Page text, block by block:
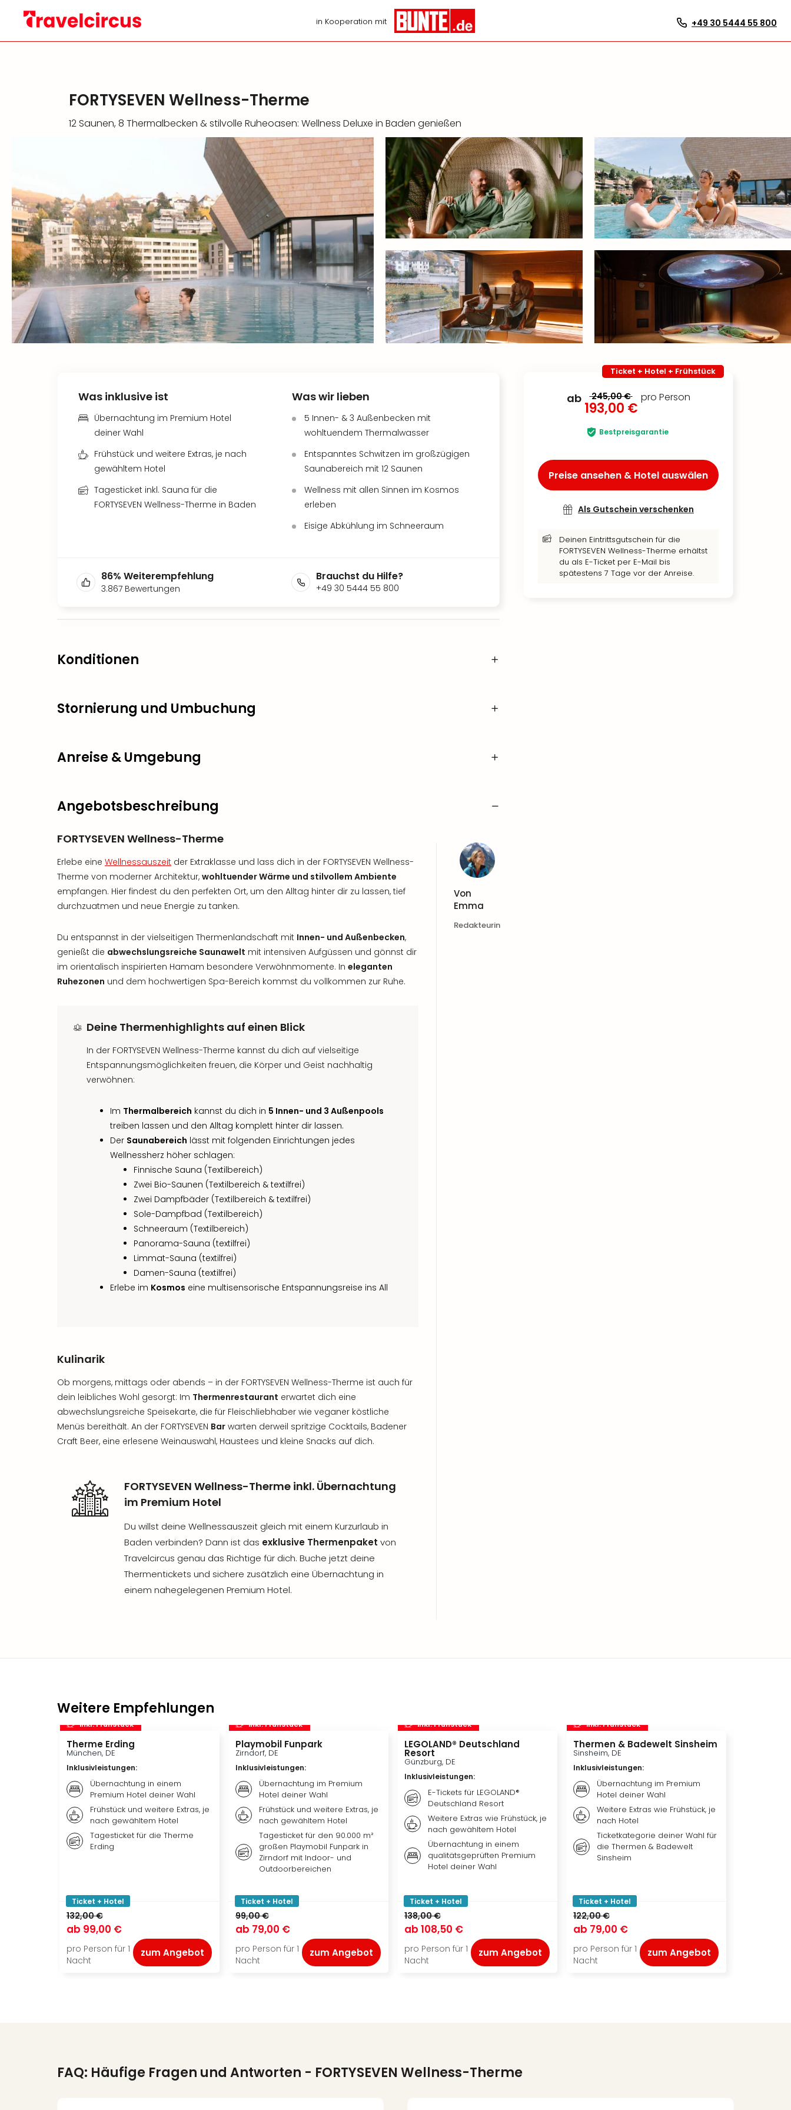
in Kooperation mit +49 30 5444 55 800
FORTYSEVEN Wellness-Therme
12 Saunen, 8 Thermalbecken & stilvolle Ruheoasen: Wellness Deluxe in Baden genießen
Ticket + Hotel + Frühstück
ab 245,00 €
193,00 €
pro Person
Bestpreisgarantie
Preise ansehen & Hotel auswälen
Als Gutschein verschenken
Deinen Eintrittsgutschein für die
FORTYSEVEN Wellness-Therme erhältst
du als E-Ticket per E-Mail bis
spätestens 7 Tage vor der Anreise.
Was inklusive ist
Übernachtung im Premium Hotel
deiner Wahl
Frühstück und weitere Extras, je nach
gewähltem Hotel
Tagesticket inkl. Sauna für die
FORTYSEVEN Wellness-Therme in Baden
Was wir lieben
5 Innen- & 3 Außenbecken mit
wohltuendem Thermalwasser
Entspanntes Schwitzen im großzügigen
Saunabereich mit 12 Saunen
Wellness mit allen Sinnen im Kosmos
erleben
Eisige Abkühlung im Schneeraum
86% Weiterempfehlung
3.867 Bewertungen
Brauchst du Hilfe?
+49 30 5444 55 800
Konditionen
Stornierung und Umbuchung
Anreise & Umgebung
Angebotsbeschreibung
FORTYSEVEN Wellness-Therme
Erlebe eine Wellnessauszeit der Extraklasse und lass dich in der FORTYSEVEN Wellness-
Therme von moderner Architektur, wohltuender Wärme und stilvollem Ambiente
empfangen. Hier findest du den perfekten Ort, um den Alltag hinter dir zu lassen, tief
durchzuatmen und neue Energie zu tanken.
Du entspannst in der vielseitigen Thermenlandschaft mit Innen- und Außenbecken,
genießt die abwechslungsreiche Saunawelt mit intensiven Aufgüssen und gönnst dir
im orientalisch inspirierten Hamam besondere Verwöhnmomente. In eleganten
Ruhezonen und dem hochwertigen Spa-Bereich kommst du vollkommen zur Ruhe.
Deine Thermenhighlights auf einen Blick
In der FORTYSEVEN Wellness-Therme kannst du dich auf vielseitige
Entspannungsmöglichkeiten freuen, die Körper und Geist nachhaltig
verwöhnen:
Im Thermalbereich kannst du dich in 5 Innen- und 3 Außenpools
treiben lassen und den Alltag komplett hinter dir lassen.
Der Saunabereich lässt mit folgenden Einrichtungen jedes
Wellnessherz höher schlagen:
Finnische Sauna (Textilbereich)
Zwei Bio-Saunen (Textilbereich & textilfrei)
Zwei Dampfbäder (Textilbereich & textilfrei)
Sole-Dampfbad (Textilbereich)
Schneeraum (Textilbereich)
Panorama-Sauna (textilfrei)
Limmat-Sauna (textilfrei)
Damen-Sauna (textilfrei)
Erlebe im Kosmos eine multisensorische Entspannungsreise ins All
Kulinarik
Ob morgens, mittags oder abends – in der FORTYSEVEN Wellness-Therme ist auch für
dein leibliches Wohl gesorgt: Im Thermenrestaurant erwartet dich eine
abwechslungsreiche Speisekarte, die für Fleischliebhaber wie veganer köstliche
Menüs bereithält. An der FORTYSEVEN Bar warten derweil spritzige Cocktails, Badener
Craft Beer, eine erlesene Weinauswahl, Haustees und kleine Snacks auf dich.
FORTYSEVEN Wellness-Therme inkl. Übernachtung
im Premium Hotel
Du willst deine Wellnessauszeit gleich mit einem Kurzurlaub in
Baden verbinden? Dann ist das exklusive Thermenpaket von
Travelcircus genau das Richtige für dich. Buche jetzt deine
Thermentickets und sichere zusätzlich eine Übernachtung in
einem nahegelegenen Premium Hotel.
Von
Emma
Redakteurin
Weitere Empfehlungen
inkl. Frühstück
Therme Erding
München, DE
Inklusivleistungen:
Übernachtung in einem
Premium Hotel deiner Wahl
Frühstück und weitere Extras, je
nach gewähltem Hotel
Tagesticket für die Therme
Erding
Ticket + Hotel
132,00 €
ab 99,00 €
pro Person für 1
Nacht
zum Angebot
inkl. Frühstück
Playmobil Funpark
Zirndorf, DE
Inklusivleistungen:
Übernachtung im Premium
Hotel deiner Wahl
Frühstück und weitere Extras, je
nach gewähltem Hotel
Tagesticket für den 90.000 m²
großen Playmobil Funpark in
Zirndorf mit Indoor- und
Outdoorbereichen
Ticket + Hotel
99,00 €
ab 79,00 €
pro Person für 1
Nacht
zum Angebot
inkl. Frühstück
LEGOLAND® Deutschland
Resort
Günzburg, DE
Inklusivleistungen:
E-Tickets für LEGOLAND®
Deutschland Resort
Weitere Extras wie Frühstück, je
nach gewähltem Hotel
Übernachtung in einem
qualitätsgeprüften Premium
Hotel deiner Wahl
Ticket + Hotel
138,00 €
ab 108,50 €
pro Person für 1
Nacht
zum Angebot
inkl. Frühstück
Thermen & Badewelt Sinsheim
Sinsheim, DE
Inklusivleistungen:
Übernachtung im Premium
Hotel deiner Wahl
Weitere Extras wie Frühstück, je
nach Hotel
Ticketkategorie deiner Wahl für
die Thermen & Badewelt
Sinsheim
Ticket + Hotel
122,00 €
ab 79,00 €
pro Person für 1
Nacht
zum Angebot
FAQ: Häufige Fragen und Antworten - FORTYSEVEN Wellness-Therme